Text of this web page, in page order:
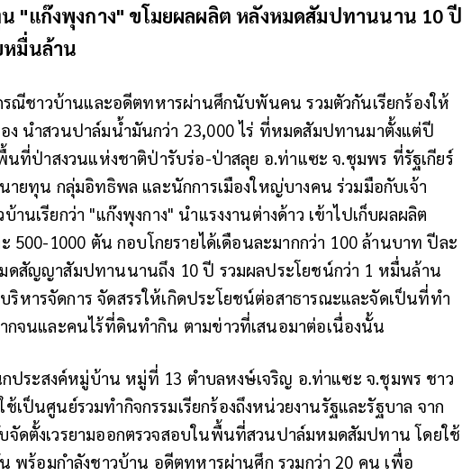
"แก๊งพุงกาง" ขโมยผลผลิต หลังหมดสัมปทานนาน 10 ปี
หมื่นล้าน
ณีชาวบ้านและอดีตทหารผ่านศึกนับพันคน รวมตัวกันเรียกร้องให้
ง นำสวนปาล์มน้ำมันกว่า 23,000 ไร่ ที่หมดสัมปทานมาตั้งแต่ปี
นที่ป่าสงวนแห่งชาติป่ารับร่อ-ป่าสลุย อ.ท่าแซะ จ.ชุมพร ที่รัฐเกียร์
ายทุน กลุ่มอิทธิพล และนักการเมืองใหญ่บางคน ร่วมมือกับเจ้า
นเรียกว่า "แก๊งพุงกาง" นำแรงงานต่างด้าว เข้าไปเก็บผลผลิต
500-1000 ตัน กอบโกยรายได้เดือนละมากกว่า 100 ล้านบาท ปีละ
สัญญาสัมปทานนานถึง 10 ปี รวมผลประโยชน์กว่า 1 หมื่นล้าน
หารจัดการ จัดสรรให้เกิดประโยชน์ต่อสาธารณะและจัดเป็นที่ทำ
กจนและคนไร้ที่ดินทำกิน ตามข่าวที่เสนอมาต่อเนื่องนั้น
ประสงค์หมู่บ้าน หมู่ที่ 13 ตำบลหงษ์เจริญ อ.ท่าแซะ จ.ชุมพร ชาว
ป็นศูนย์รวมทำกิจกรรมเรียกร้องถึงหน่วยงานรัฐและรัฐบาล จาก
ดตั้งเวรยามออกตรวจสอบในพื้นที่สวนปาล์มหมดสัมปทาน โดยใช้
พร้อมกำลังชาวบ้าน อดีตทหารผ่านศึก รวมกว่า 20 คน เพื่อ